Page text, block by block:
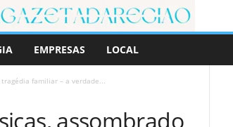
EMPRESAS LOCAL
familiar – a verdade...
assombrado